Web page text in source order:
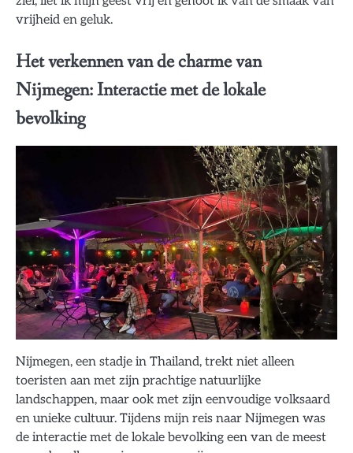
vrijheid en geluk.
Het verkennen van de charme van
Nijmegen: Interactie met de lokale
bevolking
Nijmegen, een stadje in Thailand, trekt niet alleen
toeristen aan met zijn prachtige natuurlijke
landschappen, maar ook met zijn eenvoudige volksaard
en unieke cultuur. Tijdens mijn reis naar Nijmegen was
de interactie met de lokale bevolking een van de meest